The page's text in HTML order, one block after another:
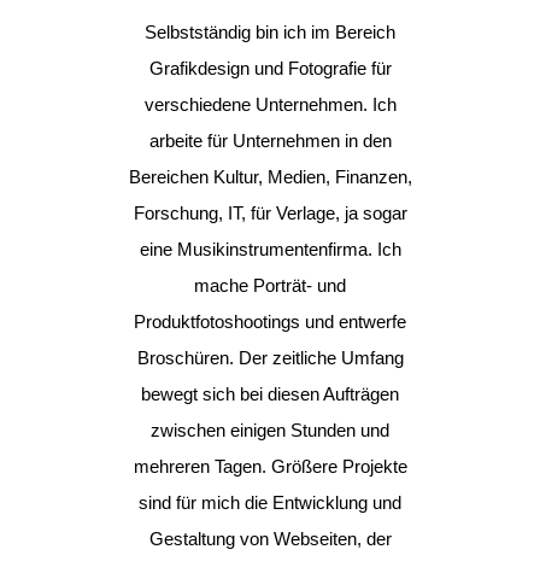
Selbstständig bin ich im Bereich
Grafikdesign und Fotografie für
verschiedene Unternehmen. Ich
arbeite für Unternehmen in den
Bereichen Kultur, Medien, Finanzen,
Forschung, IT, für Verlage, ja sogar
eine Musikinstrumentenfirma. Ich
mache Porträt- und
Produktfotoshootings und entwerfe
Broschüren. Der zeitliche Umfang
bewegt sich bei diesen Aufträgen
zwischen einigen Stunden und
mehreren Tagen. Größere Projekte
sind für mich die Entwicklung und
Gestaltung von Webseiten, der